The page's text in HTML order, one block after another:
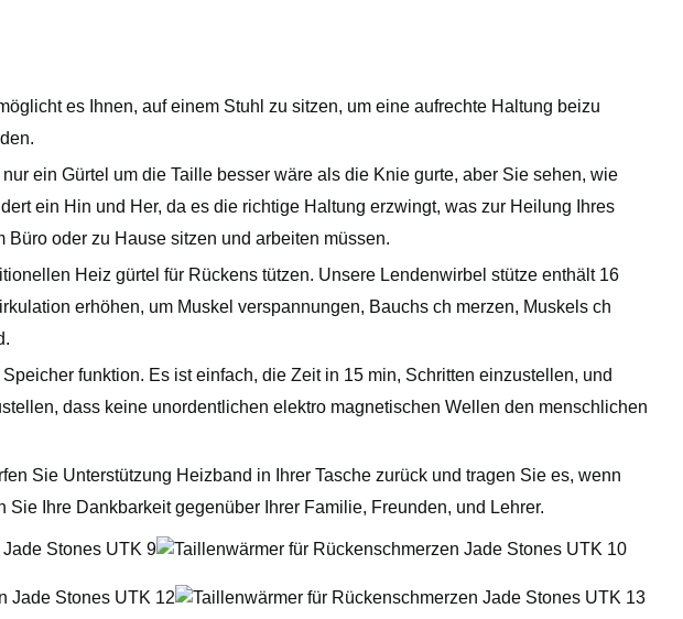
es Ihnen, auf einem Stuhl zu sitzen, um eine aufrechte Haltung beizu
ein Gürtel um die Taille besser wäre als die Knie gurte, aber Sie sehen, wie
ein Hin und Her, da es die richtige Haltung erzwingt, was zur Heilung Ihres
oder zu Hause sitzen und arbeiten müssen.
Heiz gürtel für Rückens tützen. Unsere Lendenwirbel stütze enthält 16
erhöhen, um Muskel verspannungen, Bauchs ch merzen, Muskels ch
funktion. Es ist einfach, die Zeit in 15 min, Schritten einzustellen, und
dass keine unordentlichen elektro magnetischen Wellen den menschlichen
Sie Unterstützung Heizband in Ihrer Tasche zurück und tragen Sie es, wenn
Ihre Dankbarkeit gegenüber Ihrer Familie, Freunden, und Lehrer.